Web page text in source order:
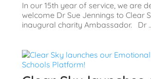
In our 15th year of service, we are
welcome Dr Sue Jennings to Clear
inaugural charity Ambassador. Dr